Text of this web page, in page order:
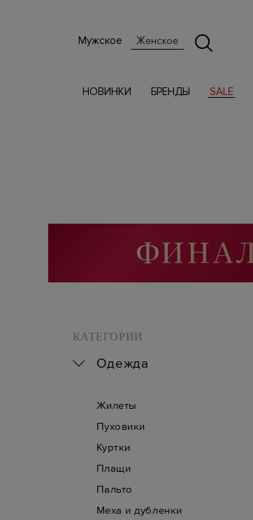
Мужское Женское
НОВИНКИ БРЕНДЫ SALE
КАТЕГОРИИ
Одежда
Жилеты
Пуховики
Куртки
Плащи
Пальто
Меха и дубленки